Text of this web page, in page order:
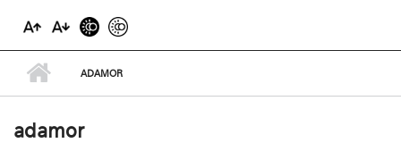
ADAMOR
adamor